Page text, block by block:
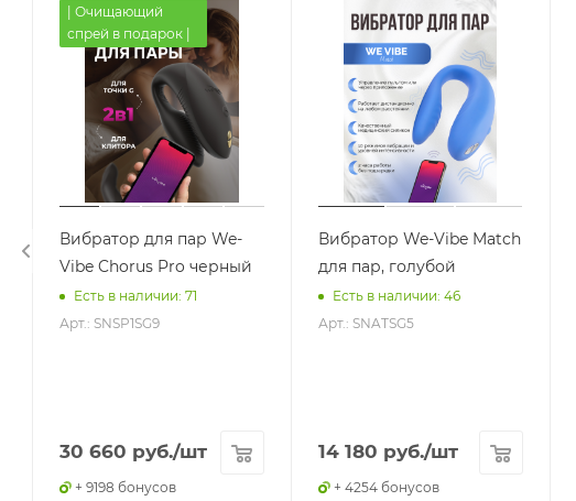
| Очищающий
спрей в подарок |
Вибратор для пар We-
Vibe Chorus Pro черный
Есть в наличии: 71
Арт.: SNSP1SG9
30 660 руб./шт
+ 9198 бонусов
Вибратор We-Vibe Match
для пар, голубой
Есть в наличии: 46
Арт.: SNATSG5
14 180 руб./шт
+ 4254 бонусов